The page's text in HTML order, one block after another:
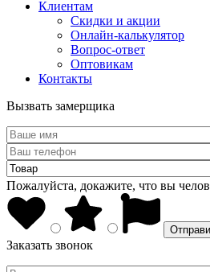
Клиентам
Скидки и акции
Онлайн-калькулятор
Вопрос-ответ
Оптовикам
Контакты
Вызвать замерщика
Пожалуйста, докажите, что вы
Заказать звонок